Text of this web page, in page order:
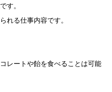
す。
れる仕事内容です。
レートや飴を食べることは可能